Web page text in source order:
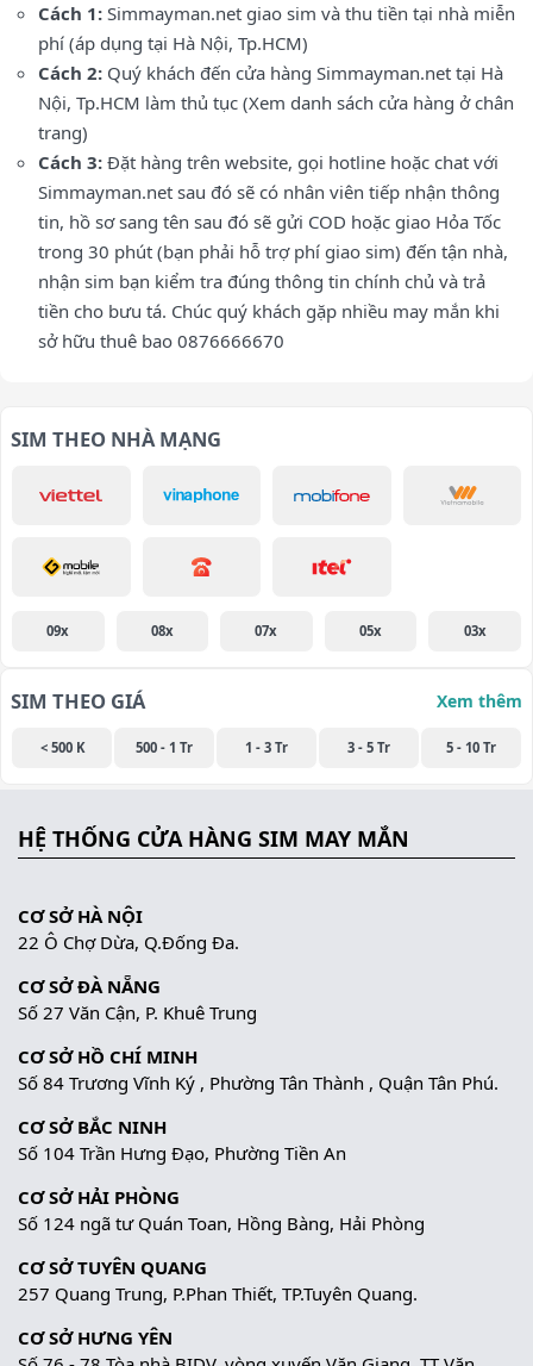
Cách 1: Simmayman.net giao sim và thu tiền tại nhà miễn
phí (áp dụng tại Hà Nội, Tp.HCM)
Cách 2: Quý khách đến cửa hàng Simmayman.net tại Hà
Nội, Tp.HCM làm thủ tục (Xem danh sách cửa hàng ở chân
trang)
Cách 3: Đặt hàng trên website, gọi hotline hoặc chat với
Simmayman.net sau đó sẽ có nhân viên tiếp nhận thông
tin, hồ sơ sang tên sau đó sẽ gửi COD hoặc giao Hỏa Tốc
trong 30 phút (bạn phải hỗ trợ phí giao sim) đến tận nhà,
nhận sim bạn kiểm tra đúng thông tin chính chủ và trả
tiền cho bưu tá. Chúc quý khách gặp nhiều may mắn khi
sở hữu thuê bao 0876666670
SIM THEO NHÀ MẠNG
09x 08x 07x 05x 03x
SIM THEO GIÁ Xem thêm
< 500 K 500 - 1 Tr 1 - 3 Tr 3 - 5 Tr 5 - 10 Tr
HỆ THỐNG CỬA HÀNG SIM MAY MẮN
CƠ SỞ HÀ NỘI
22 Ô Chợ Dừa, Q.Đống Đa.
CƠ SỞ ĐÀ NẴNG
Số 27 Văn Cận, P. Khuê Trung
CƠ SỞ HỒ CHÍ MINH
Số 84 Trương Vĩnh Ký , Phường Tân Thành , Quận Tân Phú.
CƠ SỞ BẮC NINH
Số 104 Trần Hưng Đạo, Phường Tiền An
CƠ SỞ HẢI PHÒNG
Số 124 ngã tư Quán Toan, Hồng Bàng, Hải Phòng
CƠ SỞ TUYÊN QUANG
257 Quang Trung, P.Phan Thiết, TP.Tuyên Quang.
CƠ SỞ HƯNG YÊN